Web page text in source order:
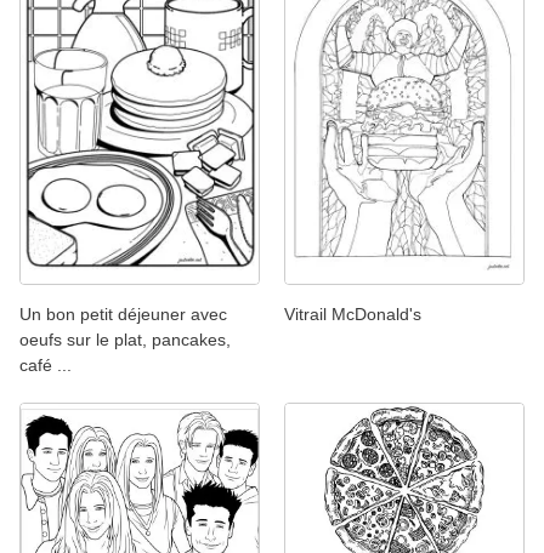
Un bon petit déjeuner avec
oeufs sur le plat, pancakes,
café ...
Vitrail McDonald's